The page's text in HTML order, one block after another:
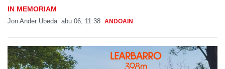
IN MEMORIAM
Jon Ander Ubeda abu 06, 11:38 ANDOAIN